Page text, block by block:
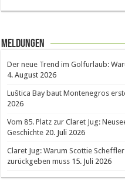
Meldungen
Der neue Trend im Golfurlaub:
4. August 2026
Luštica Bay baut Montenegros
2026
Vom 85. Platz zur Claret Jug:
Geschichte 20. Juli 2026
Claret Jug: Warum Scottie
zurückgeben muss 15. Juli 2026